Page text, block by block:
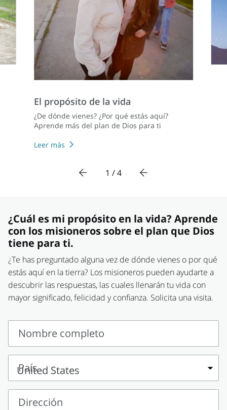
El propósito de la vida
¿De dónde vienes? ¿Por qué estás aquí?
Aprende más del plan de Dios para ti
Leer más
1 / 4
¿Cuál es mi propósito en la vida? Aprende
con los misioneros sobre el plan que Dios
tiene para ti.
¿Te has preguntado alguna vez de dónde vienes o por qué
estás aquí en la tierra? Los misioneros pueden ayudarte a
descubrir las respuestas, las cuales llenarán tu vida con
mayor significado, felicidad y confianza. Solicita una visita.
Nombre completo
Nombre
completo
País
País
Dirección